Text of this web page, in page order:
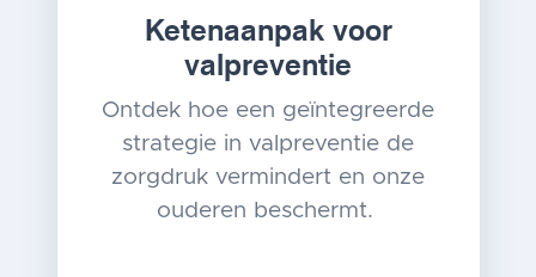
Ketenaanpak voor
valpreventie
Ontdek hoe een geïntegreerde
strategie in valpreventie de
zorgdruk vermindert en onze
ouderen beschermt.